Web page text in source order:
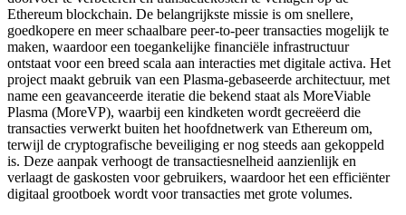
Ethereum blockchain. De belangrijkste missie is om snellere,
goedkopere en meer schaalbare peer-to-peer transacties mogelijk te
maken, waardoor een toegankelijke financiële infrastructuur
ontstaat voor een breed scala aan interacties met digitale activa. Het
project maakt gebruik van een Plasma-gebaseerde architectuur, met
name een geavanceerde iteratie die bekend staat als MoreViable
Plasma (MoreVP), waarbij een kindketen wordt gecreëerd die
transacties verwerkt buiten het hoofdnetwerk van Ethereum om,
terwijl de cryptografische beveiliging er nog steeds aan gekoppeld
is. Deze aanpak verhoogt de transactiesnelheid aanzienlijk en
verlaagt de gaskosten voor gebruikers, waardoor het een efficiënter
digitaal grootboek wordt voor transacties met grote volumes.